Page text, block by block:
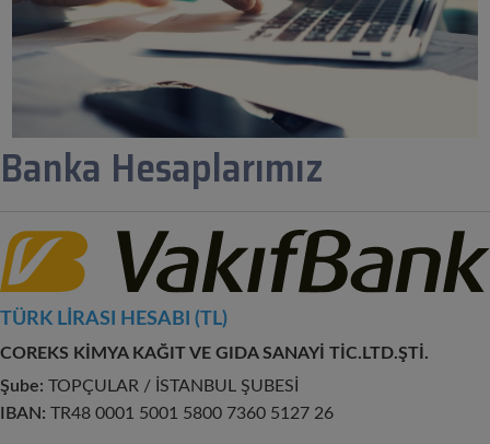
Banka Hesaplarımız
TÜRK LİRASI HESABI (TL)
COREKS KİMYA KAĞIT VE GIDA SANAYİ TİC.LTD.ŞTİ.
Şube: TOPÇULAR / İSTANBUL ŞUBESİ
IBAN: TR48 0001 5001 5800 7360 5127 26